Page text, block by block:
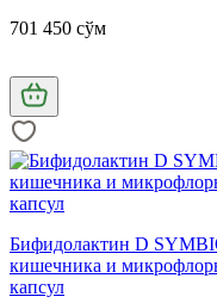
701 450 сўм
Бифидолактин D
кишечника и
капсул